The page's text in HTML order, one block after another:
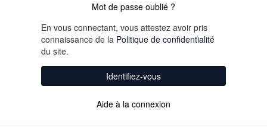
Mot de passe oublié ?
En vous connectant, vous attestez avoir pris
connaissance de la Politique de confidentialité
du site.
Identifiez-vous
Aide à la connexion